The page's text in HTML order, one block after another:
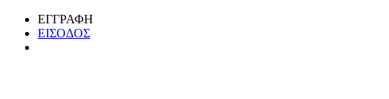
ΕΓΓΡΑΦΗ
ΕΙΣΟΔΟΣ